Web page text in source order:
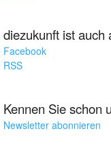
diezukunft ist auch
Facebook
RSS
Kennen Sie schon
Newsletter abonnieren